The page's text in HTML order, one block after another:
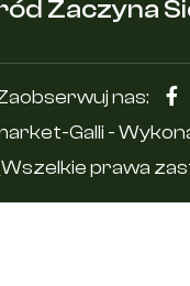
Zaczyna
Galli -
Wszelkie prawa
nas: